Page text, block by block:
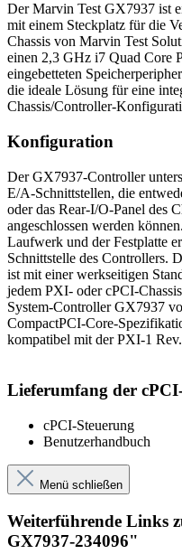
Der Marvin Test GX7937 ist
mit einem Steckplatz für die
Chassis von Marvin Test
einen 2,3 GHz i7 Quad Core
eingebetteten
die ideale Lösung für eine
Chassis/Controller-
Konfiguration
Der GX7937-Controller
E/A-Schnittstellen, die
oder das Rear-I/O-Panel des
angeschlossen werden
Laufwerk und der Festplatte
Schnittstelle des Controllers.
ist mit einer werkseitigen
jedem PXI- oder cPCI-
System-Controller GX7937
CompactPCI-Core-
kompatibel mit der PXI-1
Lieferumfang der
cPCI-Steuerung
Benutzerhandbuch
Menü schließen
Weiterführende Links
GX7937-234096"